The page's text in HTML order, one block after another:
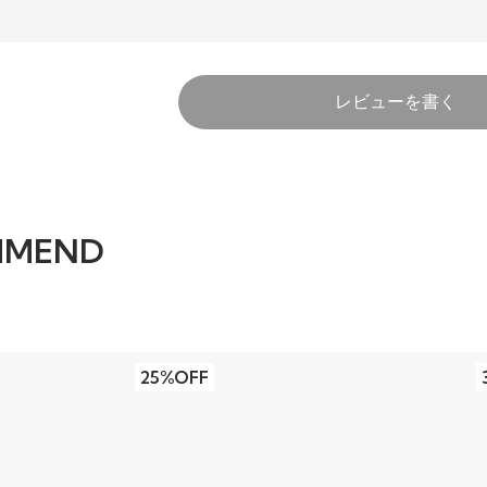
レビューを書く
25%OFF